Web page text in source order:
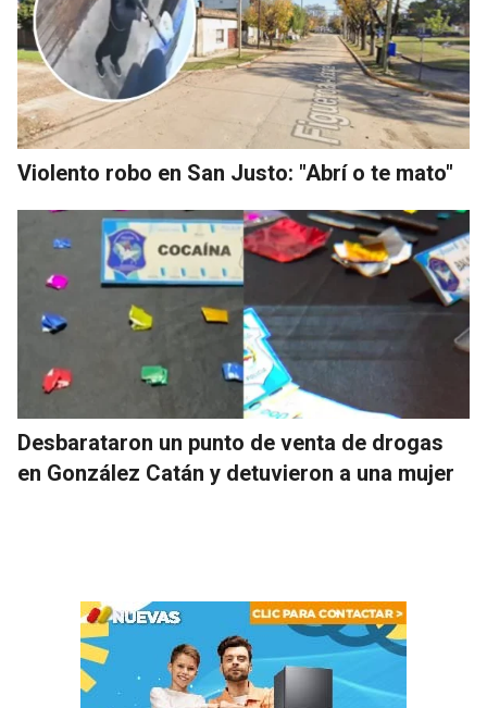
Violento robo en San Justo: "Abrí o te mato"
Desbarataron un punto de venta de drogas
en González Catán y detuvieron a una mujer